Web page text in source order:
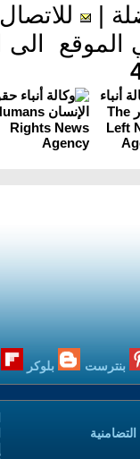
الى
بنترست بلوكر